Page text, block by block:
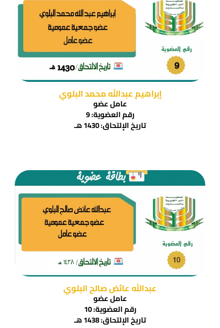
إبراهيم عبدالله محمد البلوي
عامل عضو
رقم العضوية: 9
تاريخ الإلتحاق: 1430 هـ
عبدالله عائض صالح البلوي
عامل عضو
رقم العضوية: 10
تاريخ الإلتحاق: 1438 هـ